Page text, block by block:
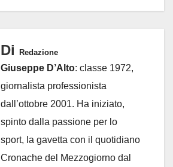
Di Redazione
Giuseppe D’Alto: classe 1972,
giornalista professionista
dall’ottobre 2001. Ha iniziato,
spinto dalla passione per lo
sport, la gavetta con il quotidiano
Cronache del Mezzogiorno dal